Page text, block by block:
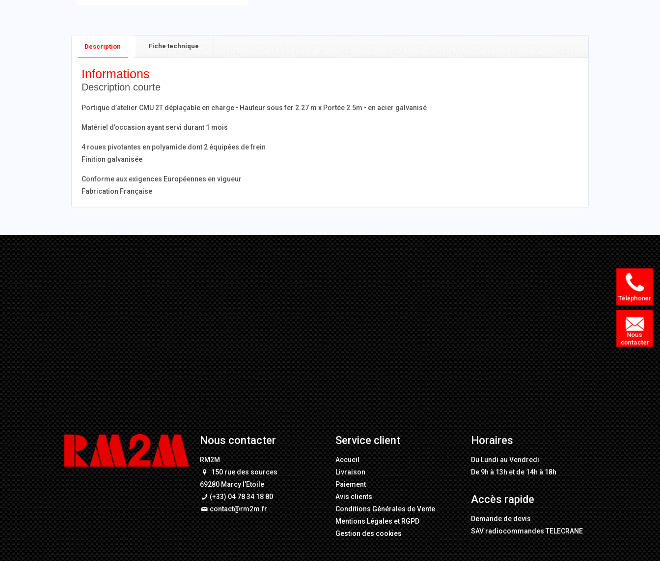
Description Fiche technique
Informations
Description courte
Portique d’atelier CMU 2T déplaçable en charge • Hauteur sous fer 2.27 m x Portée 2.5m • en acier galvanisé
Matériel d’occasion ayant servi durant 1 mois
4 roues pivotantes en polyamide dont 2 équipées de frein
Finition galvanisée
Conforme aux exigences Européennes en vigueur
Fabrication Française
Nous contacter
RM2M
150 rue des sources
69280 Marcy l’Etoile
(+33) 04 78 34 18 80
contact@rm2m.fr
Service client
Accueil
Livraison
Paiement
Avis clients
Conditions Générales de Vente
Mentions LégalesetRGPD
Gestion des cookies
Horaires
Du Lundi au Vendredi
De 9h à 13h et de 14h à 18h
Accès rapide
Demande de devis
SAV radiocommandes TELECRANE
Téléphoner
Nous
contacter